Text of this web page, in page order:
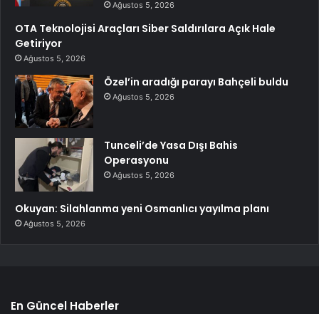
Ağustos 5, 2026
OTA Teknolojisi Araçları Siber Saldırılara Açık Hale
Getiriyor
Ağustos 5, 2026
Özel’in aradığı parayı Bahçeli buldu
Ağustos 5, 2026
Tunceli’de Yasa Dışı Bahis
Operasyonu
Ağustos 5, 2026
Okuyan: Silahlanma yeni Osmanlıcı yayılma planı
Ağustos 5, 2026
En Güncel Haberler